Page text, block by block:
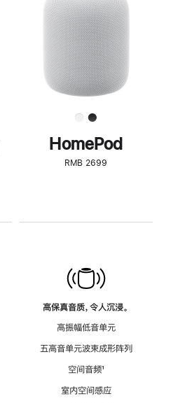
了
解
HomePod<
HomePod
RMB 2699
高保真音质，令人沉浸。
高振幅低音单元
五高音单元波束成形阵列
空间音频脚
¹
室内空间感应